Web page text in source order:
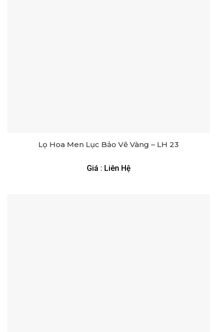
Lọ Hoa Men Lục Bảo Vẽ Vàng – LH 23
Giá : Liên Hệ